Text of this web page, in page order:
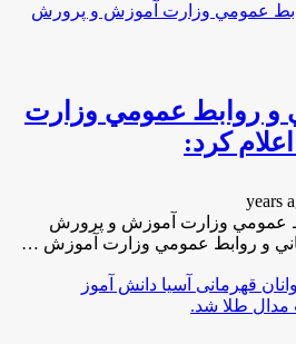
و روابط عمومي وزارت
كرد:
عمومي وزارت آموزش و پرورش
و روابط عمومي وزارت آموزش …